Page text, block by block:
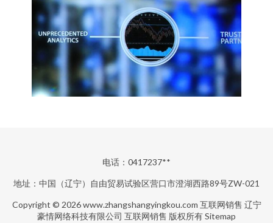
电话：0417237**
地址：中国（辽宁）自由贸易试验区营口市澄湖西路89号ZW-021
Copyright © 2026www.zhangshangyingkou.com 互联网销售 辽宁
豪情网络科技有限公司 互联网销售 版权所有Sitemap